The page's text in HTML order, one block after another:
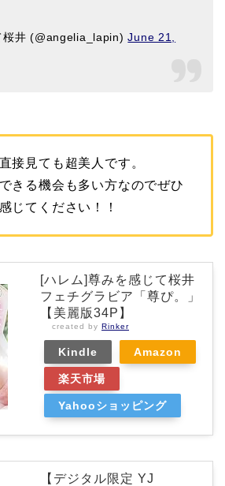
桜井 (@angelia_lapin)June 21,
接見ても超美人です。
きる機会も多い方なのでぜひ
じてください！！
[ハレム]尊みを感じて桜井
フェチグラビア「尊ぴ。」
【美麗版34P】
created by Rinker
Kindle Amazon
楽天市場
Yahooショッピング
【デジタル限定 YJ